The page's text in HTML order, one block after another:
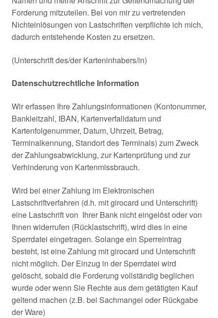
Forderung mitzuteilen. Bei von mir zu vertretenden
Nichteinlösungen von Lastschriften verpflichte ich mich,
dadurch entstehende Kosten zu ersetzen.
(Unterschrift des/der Karteninhabers/in)
Datenschutzrechtliche Information
Wir erfassen Ihre Zahlungsinformationen (Kontonummer,
Bankleitzahl, IBAN, Kartenverfalldatum und
Kartenfolgenummer, Datum, Uhrzeit, Betrag,
Terminalkennung, Standort des Terminals) zum Zweck
der Zahlungsabwicklung, zur Kartenprüfung und zur
Verhinderung von Kartenmissbrauch.
Wird bei einer Zahlung im Elektronischen
Lastschriftverfahren (d.h. mit girocard und Unterschrift)
eine Lastschrift von Ihrer Bank nicht eingelöst oder von
Ihnen widerrufen (Rücklastschrift), wird dies in eine
Sperrdatei eingetragen. Solange ein Sperreintrag
besteht, ist eine Zahlung mit girocard und Unterschrift
nicht möglich. Der Einzug in der Sperrdatei wird
gelöscht, sobald die Forderung vollständig beglichen
wurde oder wenn Sie Rechte aus dem getätigten Kauf
geltend machen (z.B. bei Sachmangel oder Rückgabe
der Ware)